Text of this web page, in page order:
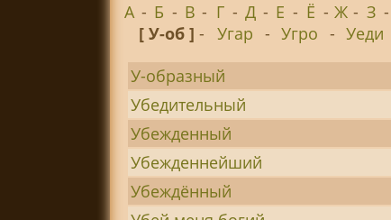
А - Б - В - Г - Д - Е - Ё - Ж - З -
[ У-об ]- Угар - Угро - Уеди
У-образный
Убедительный
Убежденный
Убежденнейший
Убеждённый